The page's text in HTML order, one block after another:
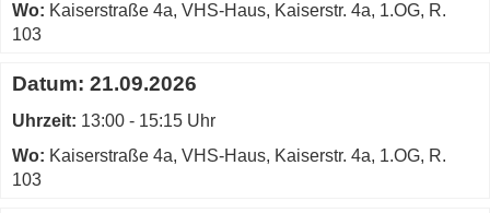
Wo: Kaiserstraße 4a, VHS-Haus, Kaiserstr. 4a, 1.OG, R.
103
Datum: 21.09.2026
Uhrzeit: 13:00 - 15:15 Uhr
Wo: Kaiserstraße 4a, VHS-Haus, Kaiserstr. 4a, 1.OG, R.
103